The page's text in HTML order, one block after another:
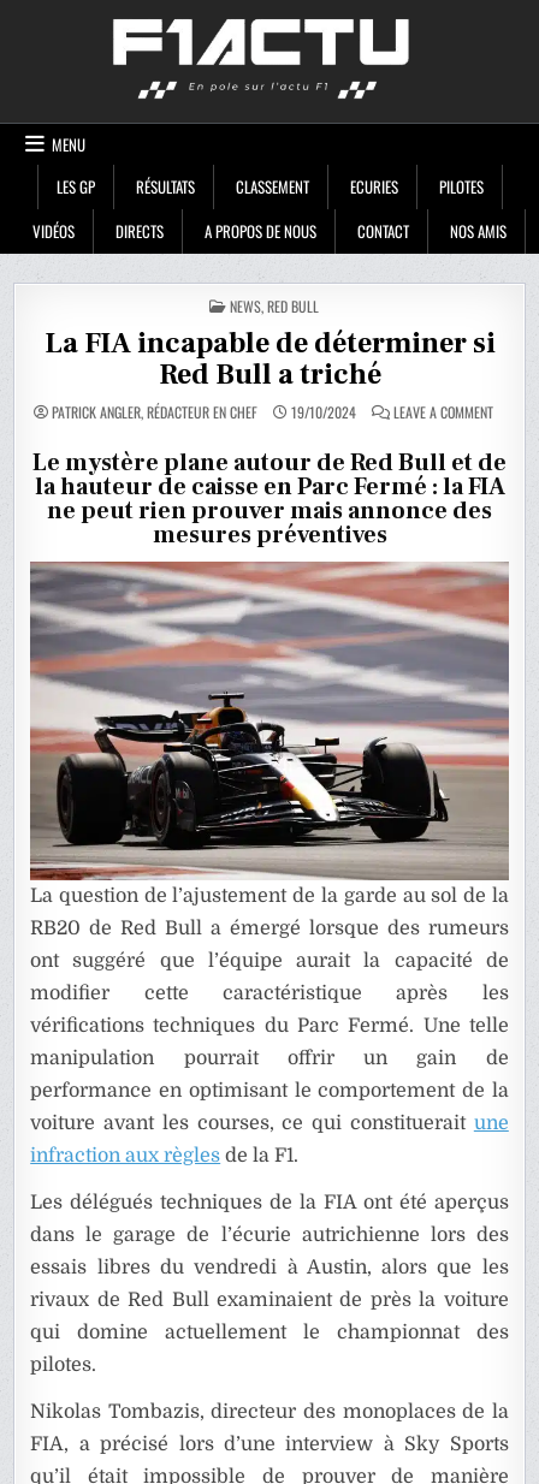
MENU
LES GP
RÉSULTATS CLASSEMENT ECURIES
PILOTES
VIDÉOS
DIRECTS A PROPOS DE NOUS CONTACT NOS AMIS
POSTED
IN
NEWS,RED BULL
La FIA incapable de déterminer si
Red Bull a triché
PATRICK ANGLER, RÉDACTEUR EN CHEF 19/10/2024 LEAVE A COMMENTON
DE
SI
Le mystère plane autour de Red Bull et de
la hauteur de caisse en Parc Fermé : la FIA
ne peut rien prouver mais annonce des
mesures préventives
La question de l’ajustement de la garde au sol de la
RB20 de Red Bull a émergé lorsque des rumeurs
ont suggéré que l’équipe aurait la capacité de
modifier cette caractéristique après les
vérifications techniques du Parc Fermé. Une telle
manipulation pourrait offrir un gain de
performance en optimisant le comportement de la
voiture avant les courses, ce qui constituerait une
infraction aux règles de la F1.
Les délégués techniques de la FIA ont été aperçus
dans le garage de l’écurie autrichienne lors des
essais libres du vendredi à Austin, alors que les
rivaux de Red Bull examinaient de près la voiture
qui domine actuellement le championnat des
pilotes.
Nikolas Tombazis, directeur des monoplaces de la
FIA, a précisé lors d’une interview à Sky Sports
qu’il était impossible de prouver de manière